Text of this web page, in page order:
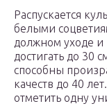
Распускается
белыми
должном уходе и
достигать до 30
способны
качеств до 40
отметить одну